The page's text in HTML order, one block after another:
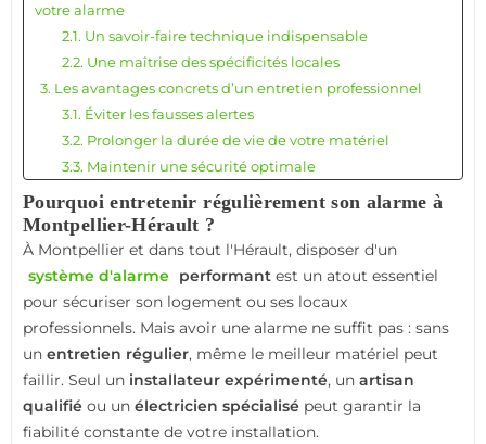
votre alarme
2.1. Un savoir-faire technique indispensable
2.2. Une maîtrise des spécificités locales
3. Les avantages concrets d’un entretien professionnel
3.1. Éviter les fausses alertes
3.2. Prolonger la durée de vie de votre matériel
3.3. Maintenir une sécurité optimale
4. Les étapes d’un bon entretien par un installateur à
Montpellier
4.1. Inspection visuelle complète
4.2. Test de l’ensemble des fonctions
4.3. Contrôle de l’alimentation
5. Pourquoi choisir un artisan de Montpellier-Hérault ?
5.1. Proximité et réactivité
5.2. Connaissance du matériel utilisé
5.3. Confiance et relation humaine
6. Les erreurs à éviter avec l’entretien de votre alarme
Pourquoi entretenir régulièrement son alarme à
Montpellier-Hérault ?
À Montpellier et dans tout l'Hérault, disposer d'un
système d'alarme performant est un atout essentiel
pour sécuriser son logement ou ses locaux
professionnels. Mais avoir une alarme ne suffit pas : sans
un entretien régulier, même le meilleur matériel peut
faillir. Seul un installateur expérimenté, un artisan
qualifié ou un électricien spécialisé peut garantir la
fiabilité constante de votre installation.